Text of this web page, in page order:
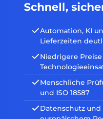
Schnell,
Automation, KI
Lieferzeiten
Niedrigere
Menschliche
und ISO 18587
Datenschutz und